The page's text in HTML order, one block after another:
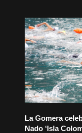
La Gomera
Nado ‘Isla